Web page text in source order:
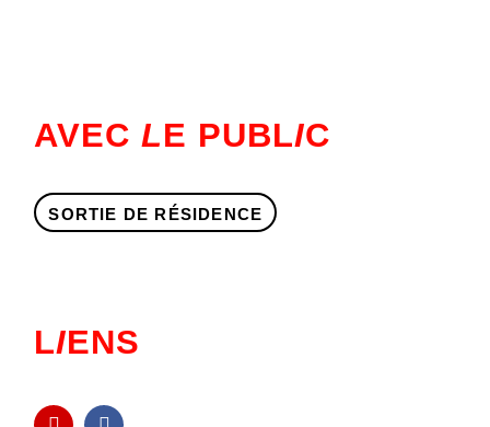
AVECLE PUBLIC
SORTIE DE RÉSIDENCE
LIENS